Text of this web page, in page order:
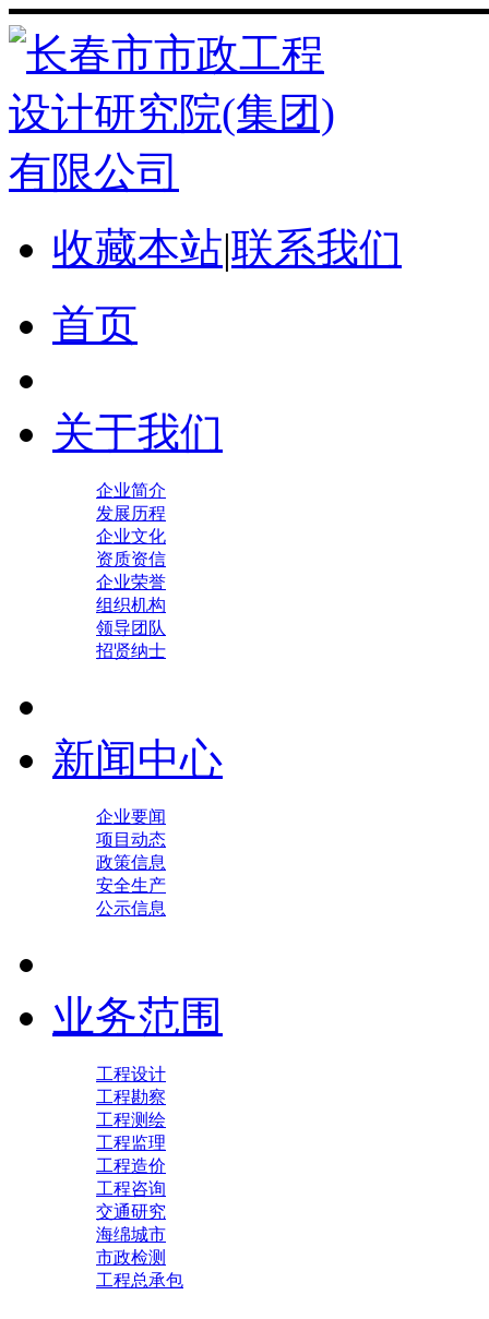
收藏本站|联系我们
首页
关于我们
企业简介
发展历程
企业文化
资质资信
企业荣誉
组织机构
领导团队
招贤纳士
新闻中心
企业要闻
项目动态
政策信息
安全生产
公示信息
业务范围
工程设计
工程勘察
工程测绘
工程监理
工程造价
工程咨询
交通研究
海绵城市
市政检测
工程总承包